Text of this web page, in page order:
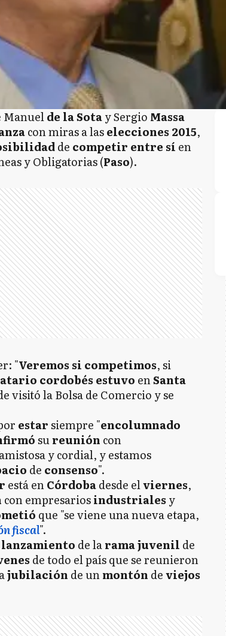
Manuelde la Sotay Sergio Massa
con miras a laselecciones 2015,
de competir entre sí en
y Obligatorias (Paso).
"Veremos si competimos, si
cordobés estuvo enSanta
visitó la Bolsa de Comercio y se
estarsiempre "encolumnado
sureunión con
y cordial, y estamos
de consenso".
está enCórdobadesde elviernes,
con empresariosindustriales y
que "se viene una nueva etapa,
fiscal".
lanzamiento de laramajuvenil de
de todo el país que se reunieron
jubilación de unmontón deviejos